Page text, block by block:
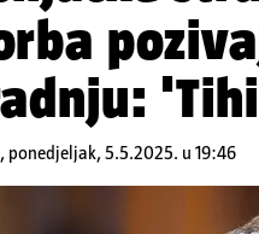
, ponedjeljak, 5.5.2025. u 19:46